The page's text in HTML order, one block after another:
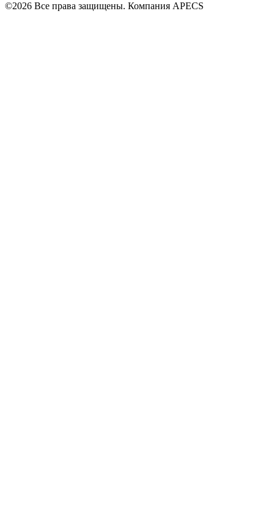
©2026 Все права защищены. Компания APECS